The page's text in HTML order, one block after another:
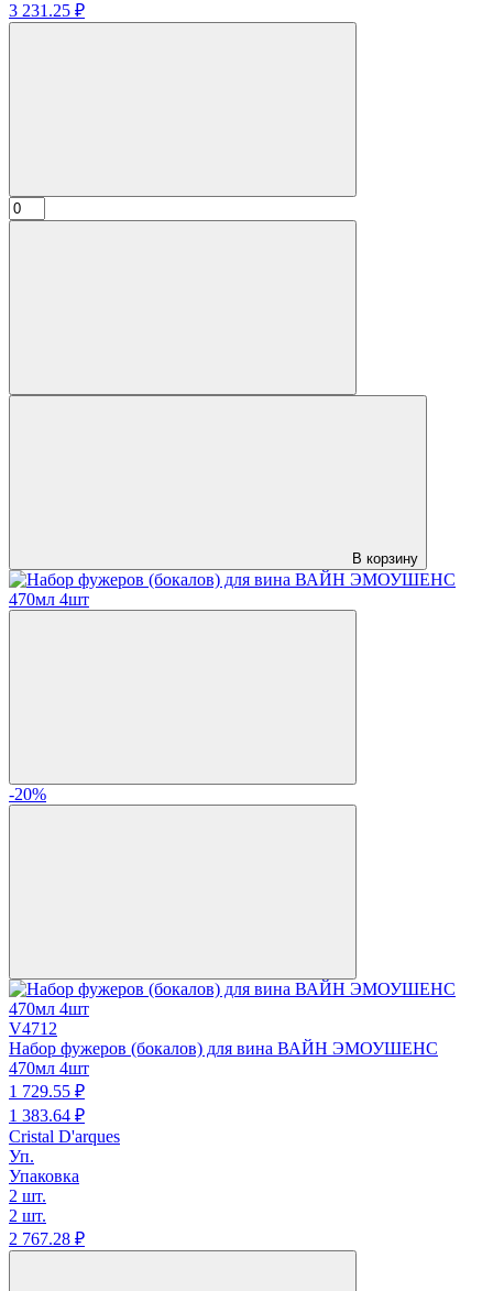
3 231.25 ₽
В корзину
-20%
V4712
Набор фужеров (бокалов) для вина ВАЙН ЭМОУШЕНС
470мл 4шт
1 729.55 ₽
1 383.64 ₽
Cristal D'arques
Уп.
Упаковка
2 шт.
2 шт.
2 767.28 ₽